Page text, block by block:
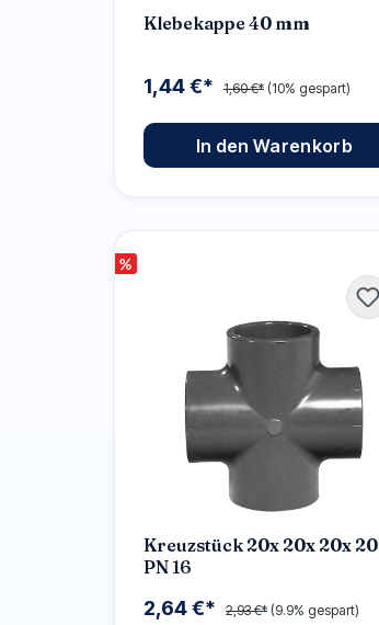
Klebekappe 40 mm
1,44 €* 1,60 €* (10% gespart)
In den Warenkorb
%
Kreuzstück 20x 20x 20x 20
PN 16
2,64 €* 2,93 €* (9.9% gespart)